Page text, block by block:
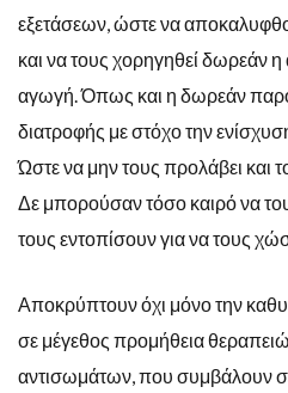
εξετάσεων, ώστε να
και να τους χορηγηθεί δωρεάν
αγωγή. Όπως και η δωρεάν
διατροφής με στόχο την
Ώστε να μην τους προλάβει και
Δε μπορούσαν τόσο καιρό να
τους εντοπίσουν για να τους
Αποκρύπτουν όχι μόνο την
σε μέγεθος προμήθεια
αντισωμάτων, που συμβάλουν